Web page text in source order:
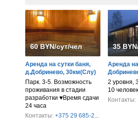
60 BYN/сут/чел
Аренда на сутки баня,
д.Добринево, 30км(Слу)
Парк. 3-5. Возможность
проживания в стадии
разработки ♥️Время сдачи
24 часа
Контакты: +375 29 685-2...
35
Аренда
2 уровня,
10
Контакты: